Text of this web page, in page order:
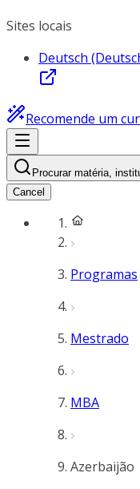
Sites locais
Deutsch
Recomende um
Procurar matéria,
Cancel
Programas
Mestrado
MBA
Azerbaijão